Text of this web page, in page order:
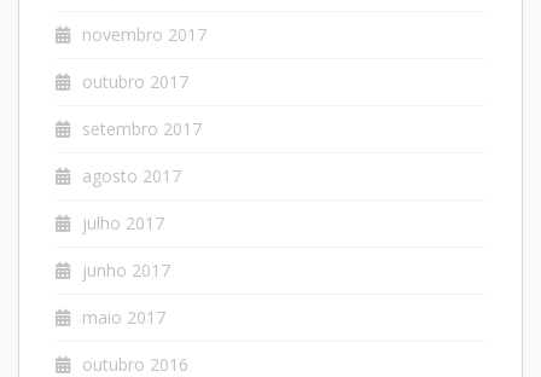
novembro 2017
outubro 2017
setembro 2017
agosto 2017
julho 2017
junho 2017
maio 2017
outubro 2016